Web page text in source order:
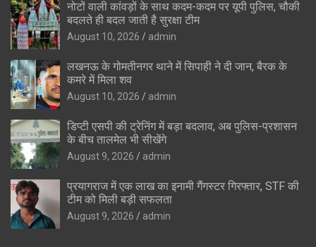
नोटों वाली कांवड़ों के साथ कदम-कदम पर यूपी पुलिस, चौकी
बदलते ही बदल जाती है सुरक्षा टीम
August 10, 2026 admin
लखनऊ के गोमतीनगर थाने में सिपाही ने दी जान, बैरक के
कमरे में मिला शव
August 10, 2026 admin
डिप्टी एसपी की ट्रेनिंग में बड़ा बदलाव, अब पुलिस-प्रशासन
के बीच तालमेल भी सीखेंगे
August 9, 2026 admin
प्रयागराज में एक लाख का इनामी गैंगस्टर गिरफ्तार, STF की
टीम को मिली बड़ी सफलता
August 9, 2026 admin